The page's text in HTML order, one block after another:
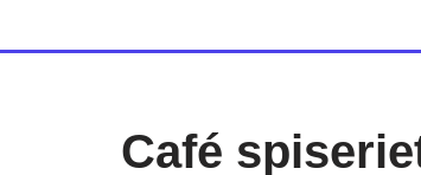
Café